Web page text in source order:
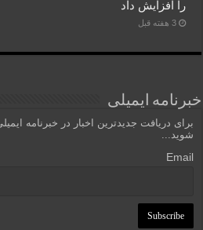
را افزایش داد
3 هفته قبل
خبرنامه ایمیلی
برای دریافت جدیدترین اخبار در خبرنامه
شوید...
Email